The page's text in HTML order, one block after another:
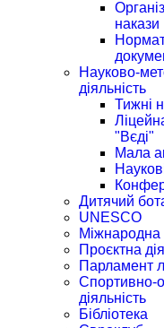
накази
Науково-
діяльність
Тижні
"Вєді"
Мала
Дитячий
UNESCO
Міжнародна
Проєктна
Парламент
Спортивно-
діяльність
Бібліотека